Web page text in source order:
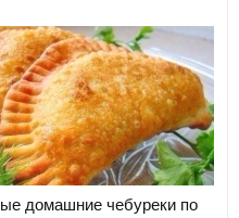
домашние чебуреки по